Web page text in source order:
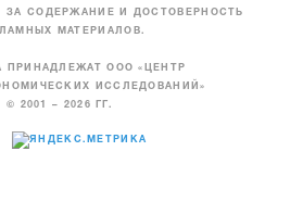
ЗА СОДЕРЖАНИЕ И ДОСТОВЕРНОСТЬ
МАТЕРИАЛОВ.
ПРИНАДЛЕЖАТ ООО «ЦЕНТР
ИССЛЕДОВАНИЙ»
© 2001 – 2026 ГГ.